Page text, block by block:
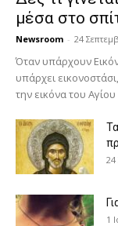
μέσα στο
Newsroom - 24
Όταν υπάρχουν
υπάρχει
την εικόνα του
24
1